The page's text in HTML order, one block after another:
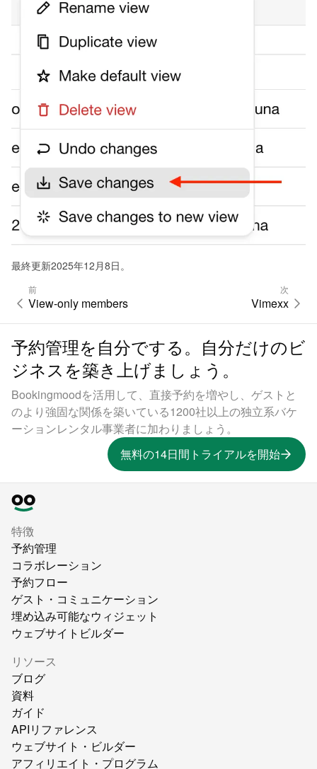
最終更新2025年12月8日。
前
View-only members
次
Vimexx
予約管理を自分でする。自分だけのビ
ジネスを築き上げましょう。
Bookingmoodを活用して、直接予約を増やし、ゲストと
のより強固な関係を築いている1200社以上の独立系バケ
ーションレンタル事業者に加わりましょう。
無料の14日間トライアルを開始
特徴
予約管理
コラボレーション
予約フロー
ゲスト・コミュニケーション
埋め込み可能なウィジェット
ウェブサイトビルダー
リソース
ブログ
資料
ガイド
APIリファレンス
ウェブサイト・ビルダー
アフィリエイト・プログラム